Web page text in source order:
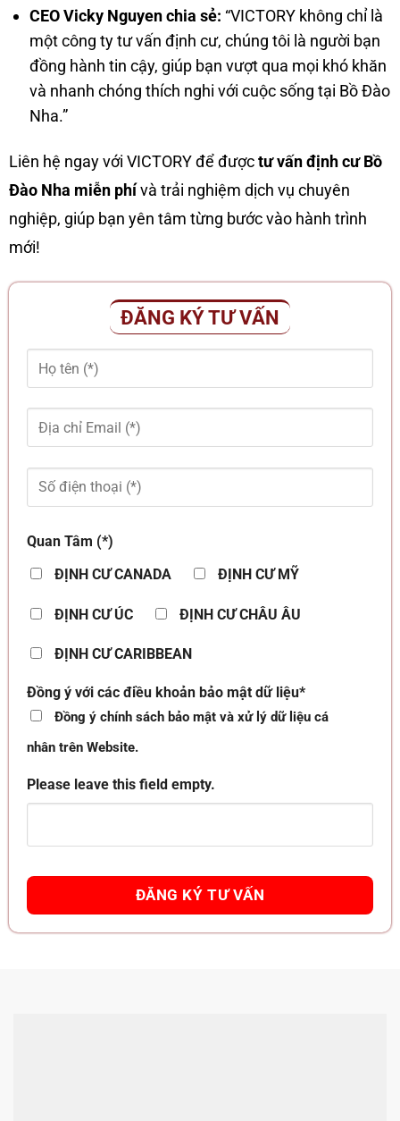
CEO Vicky Nguyen chia sẻ: “VICTORY không chỉ là
một công ty tư vấn định cư, chúng tôi là người bạn
đồng hành tin cậy, giúp bạn vượt qua mọi khó khăn
và nhanh chóng thích nghi với cuộc sống tại Bồ Đào
Nha.”
Liên hệ ngay với VICTORY để đượctư vấn định cư Bồ
Đào Nha miễn phívà trải nghiệm dịch vụ chuyên
nghiệp, giúp bạn yên tâm từng bước vào hành trình
mới!
ĐĂNG KÝ TƯ VẤN
Quan Tâm (*)
ĐỊNH CƯ CANADA
ĐỊNH CƯ MỸ
ĐỊNH CƯ ÚC ĐỊNH CƯ CHÂU ÂU
ĐỊNH CƯ CARIBBEAN
Đồng ý với các điều khoản bảo mật dữ liệu*
Đồng ý chính sách bảo mật và xử lý dữ liệu cá
nhân trên Website.
Please leave this field empty.